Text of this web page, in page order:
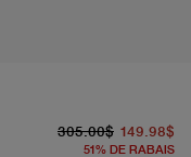
305.00$ 149.98$
51% DE RABAIS
À